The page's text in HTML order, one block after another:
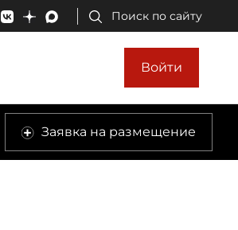
Поиск по сайту
Войти
Заявка на размещение